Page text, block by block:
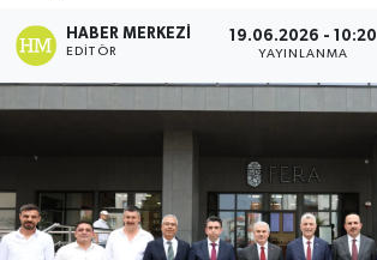
HABER MERKEZI
EDITÖR
19.06.2026 - 10:20
YAYINLANMA